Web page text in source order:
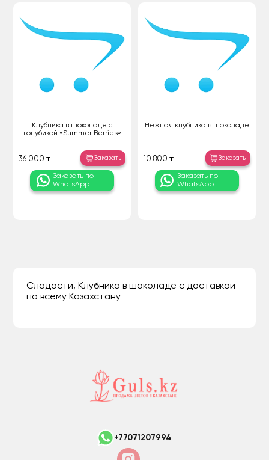
Клубника в шоколаде с
голубикой «Summer Berries»
36 000 ₸ Заказать
Заказать по
WhatsApp
Нежная клубника в шоколаде
10 800 ₸ Заказать
Заказать по
WhatsApp
Сладости, Клубника в шоколаде с доставкой
по всему Казахстану
+77071207994